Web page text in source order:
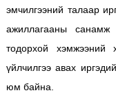
эмчилгээний талаар
ажиллагааны санамж
тодорхой хэмжээний
үйлчилгээ авах
юм байна.